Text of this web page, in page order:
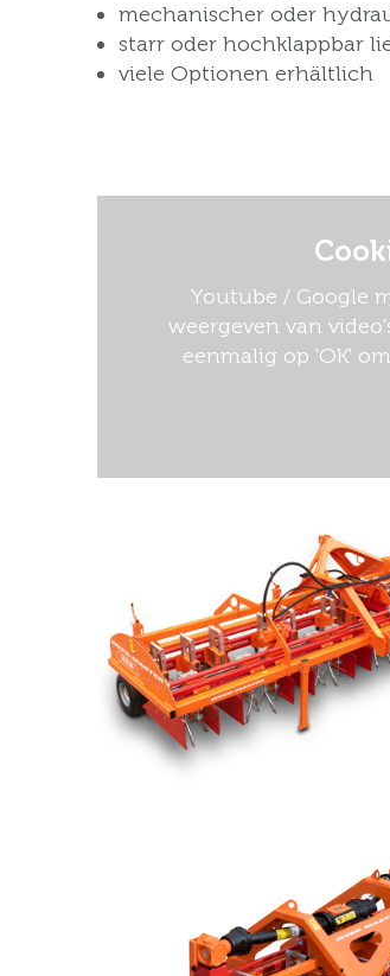
mechanischer oder
starr oder hochklappbar
viele Optionen erhältlich
Youtube / Google
weergeven van
eenmalig op 'OK'